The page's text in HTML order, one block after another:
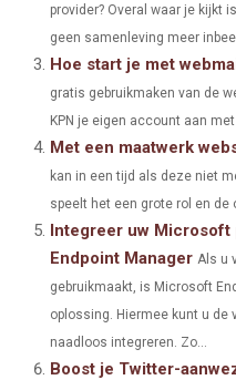
E
R
)
O
K
provider? Overal waar je kijkt
geen samenleving meer
Hoe start je met
gratis gebruikmaken van de
KPN je eigen account aan met
Met een maatwerk
kan in een tijd als deze niet
speelt het een grote rol en de
Integreer uw Microsoft
Endpoint Manager Als u
gebruikmaakt, is Microsoft
oplossing. Hiermee kunt u de
naadloos integreren. Zo...
Boost je Twitter-